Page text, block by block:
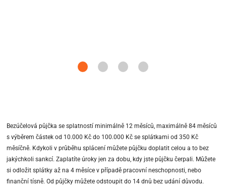
Bezúčelová půjčka se splatností minimálně 12 měsíců, maximálně 84 měsíců
s výběrem částek od 10.000 Kč do 100.000 Kč se splátkami od 350 Kč
měsíčně. Kdykoli v průběhu splácení můžete půjčku doplatit celou a to bez
jakýchkoli sankcí. Zaplatíte úroky jen za dobu, kdy jste půjčku čerpali. Můžete
si odložit splátky až na 4 měsíce v případě pracovní neschopnosti, nebo
finanční tísně. Od půjčky můžete odstoupit do 14 dnů bez udání důvodu.